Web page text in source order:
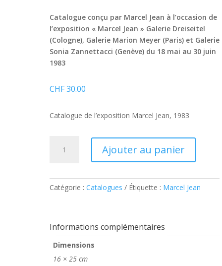
Catalogue conçu par Marcel Jean à l’occasion de
l’exposition « Marcel Jean » Galerie Dreiseitel
(Cologne), Galerie Marion Meyer (Paris) et Galerie
Sonia Zannettacci (Genève) du 18 mai au 30 juin
1983
CHF30.00
Catalogue de l’exposition Marcel Jean, 1983
Ajouter au panier
Catégorie : Catalogues Étiquette : Marcel Jean
Informations complémentaires
Dimensions
16 × 25 cm